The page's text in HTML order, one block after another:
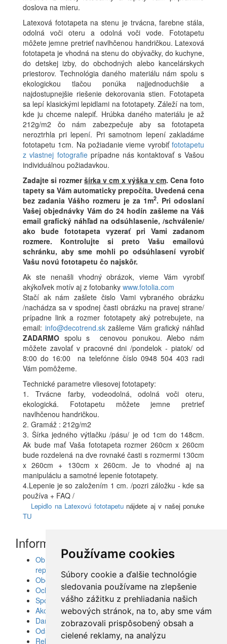
Používame cookies
Súbory cookie a ďalšie technológie
sledovania používame na zlepšenie
vášho zážitku z prehliadania našich
webových stránok, na to, aby sme vám
zobrazovali prispôsobený obsah a
cielené reklamy, na analýzu
doslova na mieru.
Latexová fototapeta na stenu je trvácna, farebne stála,
odolná voči oteru a odolná voči vode. Fototapetu
môžete jemne pretrieť navlhčenou handričkou. Latexová
fototapeta je vhodná na stenu do obývačky, do kuchyne,
do detskej izby, do obchodných alebo kancelárskych
priestorov. Technológia daného materiálu nám spolu s
ekologickou tlačou ponúka najjednoduchšie a
najdostupnejšie riešenie dekorovania stien. Fototapeta
sa lepí klasickými lepidlami na fototapety. Záleží na tom,
kde ju chceme nalepiť. Hrúbka daného materiálu je až
212g/m2 čo nám zabezpečuje aby sa fototapeta
neroztrhla pri lepení. Pri samotnom lepení zakladáme
fototapetu 1cm. Na požiadanie vieme vyrobiť fototapetu
z vlastnej fotografieprípadne nás kontaktovať s Vašou
individuálnou požiadavkou.
Zadajte si rozmeršírka v cm x výška v cm. Cena foto
tapety sa Vám automaticky prepočíta. Uvedená cena
bez zadania Vášho rozmeru je za 1m2. Pri odoslaní
Vašej objednávky Vám do 24 hodín zašleme na Váš
email grafický náhľad na odsúhlasenie, /schválenie/
ako bude fototapeta vyzerať pri Vami zadanom
rozmere. Kontrolujte si preto Vašu emailovú
schránku, aby sme mohli po odsúhlasení vyrobiť
Vašu novú fototapetu čo najskôr.
Ak ste nenašli vhodný obrázok, vieme Vám vyrobiť
akýkoľvek motív aj z fotobanky www.fotolia.com
Stačí ak nám zašlete čislo Vami vybraného obrázku
/nachádza sa v spodnej časti obrázku na pravej strane/
prípadne link a rozmer fototapety aký potrebujete, na
email: info@decotrend.skzašleme Vám grafický náhľad
ZADARMO spolu s cenovou ponukou. Alebo nám
môžete zavolať v pracovné dni /pondelok - piatok/ od
8:00 do 16:00 na telefónne číslo 0948 504 403 radi
Vám pomôžeme.
Technické parametre vliesovej fototapety:
1. Trvácne farby, vodeodolná, odolná voči oteru,
ekologická. Fototapetu môžete jemne pretrieť
navlhčenou handričkou.
2. Gramáž : 212g/m2
3. Šírka jedného výtlačku /pásu/ je od 1cm do 148cm.
Ak bude mať Vaša fototapeta rozmer 260cm x 260cm
bude rozdelená na dve rovnaké časti s rozmermi 130cm
x 260cm + 130cm x 260cm. Je to vhodné aj na
manipuláciu a samotné lepenie fototapety.
4.Lepenie je so založením 1 cm. /pozri záložku - kde sa
používa + FAQ /
Lepidlo na Latexovú fototapetunájdete aj v našej ponuke
TU
Informácie
Obrazy, nálepky, fototapety, šablóny, dekorácie,
reprodukcie
Obchodné podmienky
Ochrana osobných údajov
Spolupráca
Akcie a Doručenie
Darčekové poukážky
Odstúpenie od zmluvy - vrátenie tovaru
Reklamácia tovaru